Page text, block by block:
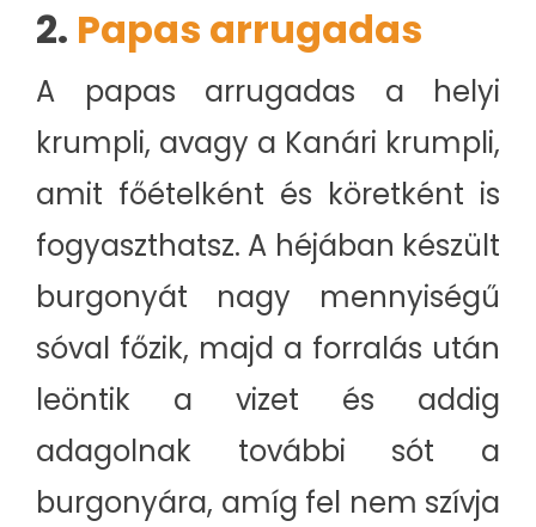
2. Papas arrugadas
A papas arrugadas a helyi
krumpli, avagy a Kanári krumpli,
amit főételként és köretként is
fogyaszthatsz. A héjában készült
burgonyát nagy mennyiségű
sóval főzik, majd a forralás után
leöntik a vizet és addig
adagolnak további sót a
burgonyára, amíg fel nem szívja